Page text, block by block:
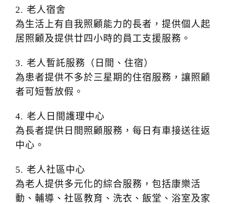
2. 老人宿舍
為生活上有自我照顧能力的長者，提供個人起
居照顧及提供廿四小時的員工支援服務。
3. 老人暫託服務（日間、住宿）
為患者提供不多於三星期的住宿服務，讓照顧
者可短暫放假。
4. 老人日間護理中心
為長者提供日間照顧服務，每日有車接送往返
中心。
5. 老人社區中心
為老人提供多元化的綜合服務，包括康樂活
動、輔導、社區教育、洗衣、飯堂、浴室及家